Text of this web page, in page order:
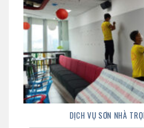
DỊCH VỤ SƠN NHÀ